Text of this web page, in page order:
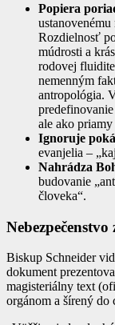
Popiera
Rozdielnosť
múdrosti a
rodovej
nemenným
antropológia.
ale ako
Ignoruje
evanjelia –
Nahrádza
budovanie
človeka“.
Biskup Schneider
dokument
magisteriálny text
orgánom a šírený do